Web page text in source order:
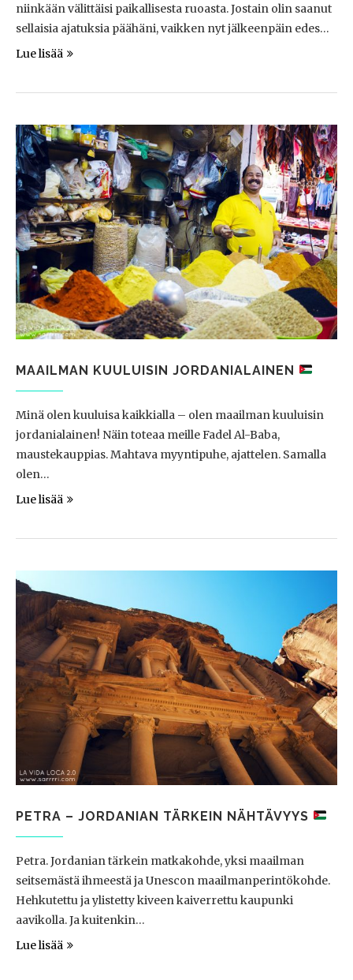
niinkään välittäisi paikallisesta ruoasta. Jostain olin saanut
sellaisia ajatuksia päähäni, vaikken nyt jälkeenpäin edes…
Lue lisää
MAAILMAN KUULUISIN JORDANIALAINEN
Minä olen kuuluisa kaikkialla – olen maailman kuuluisin
jordanialainen! Näin toteaa meille Fadel Al-Baba,
maustekauppias. Mahtava myyntipuhe, ajattelen. Samalla
olen…
Lue lisää
PETRA – JORDANIAN TÄRKEIN NÄHTÄVYYS
Petra. Jordanian tärkein matkakohde, yksi maailman
seitsemästä ihmeestä ja Unescon maailmanperintökohde.
Hehkutettu ja ylistetty kiveen kaiverrettu kaupunki
aavikolla. Ja kuitenkin…
Lue lisää